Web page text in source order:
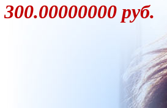
300.00000000 руб.